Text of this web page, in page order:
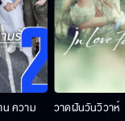
น ความ
วาดฝันวันวิวาห์